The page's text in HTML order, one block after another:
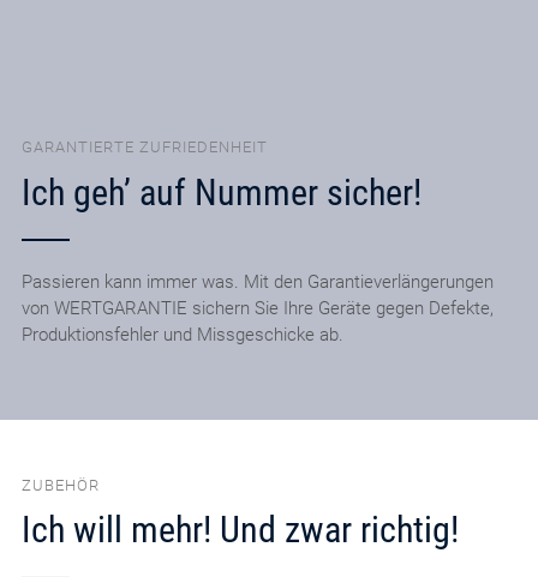
GARANTIERTE ZUFRIEDENHEIT
Ich geh’ auf Nummer sicher!
Passieren kann immer was. Mit den Garantieverlängerungen
von WERTGARANTIE sichern Sie Ihre Geräte gegen Defekte,
Produktionsfehler und Missgeschicke ab.
ZUBEHÖR
Ich will mehr! Und zwar richtig!